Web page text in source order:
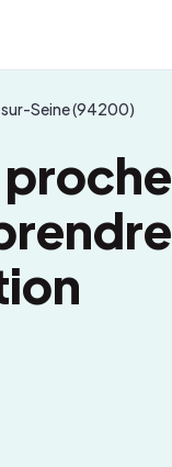
Seine (94200)
proche